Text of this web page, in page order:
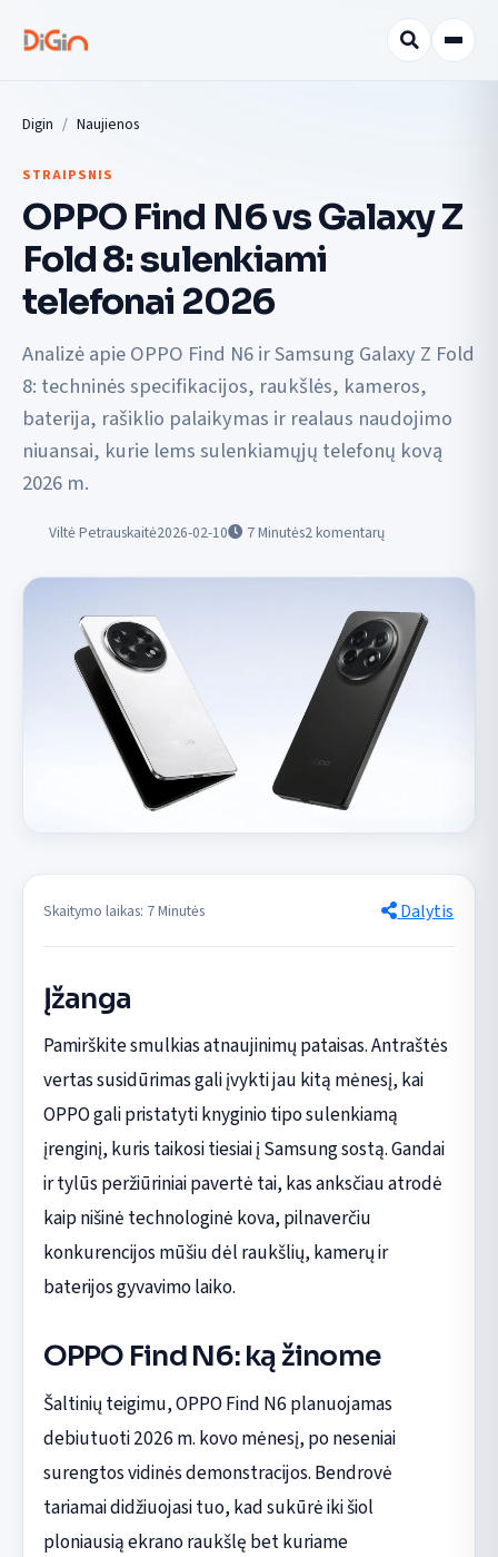
Digin Naujienos
STRAIPSNIS
OPPO Find N6 vs Galaxy Z
Fold 8: sulenkiami
telefonai 2026
Analizė apie OPPO Find N6 ir Samsung Galaxy Z Fold
8: techninės specifikacijos, raukšlės, kameros,
baterija, rašiklio palaikymas ir realaus naudojimo
niuansai, kurie lems sulenkiamųjų telefonų kovą
2026 m.
Viltė Petrauskaitė2026-02-10 7Minutės2 komentarų
Skaitymo laikas: 7 Minutės Dalytis
Įžanga
Pamirškite smulkias atnaujinimų pataisas. Antraštės
vertas susidūrimas gali įvykti jau kitą mėnesį, kai
OPPO gali pristatyti knyginio tipo sulenkiamą
įrenginį, kuris taikosi tiesiai į Samsung sostą. Gandai
ir tylūs peržiūriniai pavertė tai, kas anksčiau atrodė
kaip nišinė technologinė kova, pilnaverčiu
konkurencijos mūšiu dėl raukšlių, kamerų ir
baterijos gyvavimo laiko.
OPPO Find N6: ką žinome
Šaltinių teigimu, OPPO Find N6 planuojamas
debiutuoti 2026 m. kovo mėnesį, po neseniai
surengtos vidinės demonstracijos. Bendrovė
tariamai didžiuojasi tuo, kad sukūrė iki šiol
ploniausią ekrano raukšlę bet kuriame